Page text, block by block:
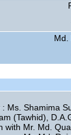
Md.
: Ms. Shamima
(Tawhid),
with Mr. Md.